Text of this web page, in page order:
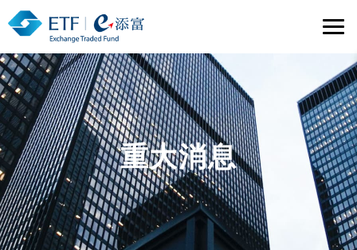
重大消息